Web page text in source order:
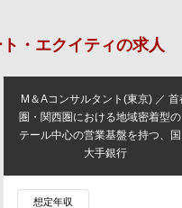
・エクイティの求人
M＆Aコンサルタント(東京) ／ 首
圏・関西圏における地域密着型
テール中心の営業基盤を持つ、
大手銀行
想定年収